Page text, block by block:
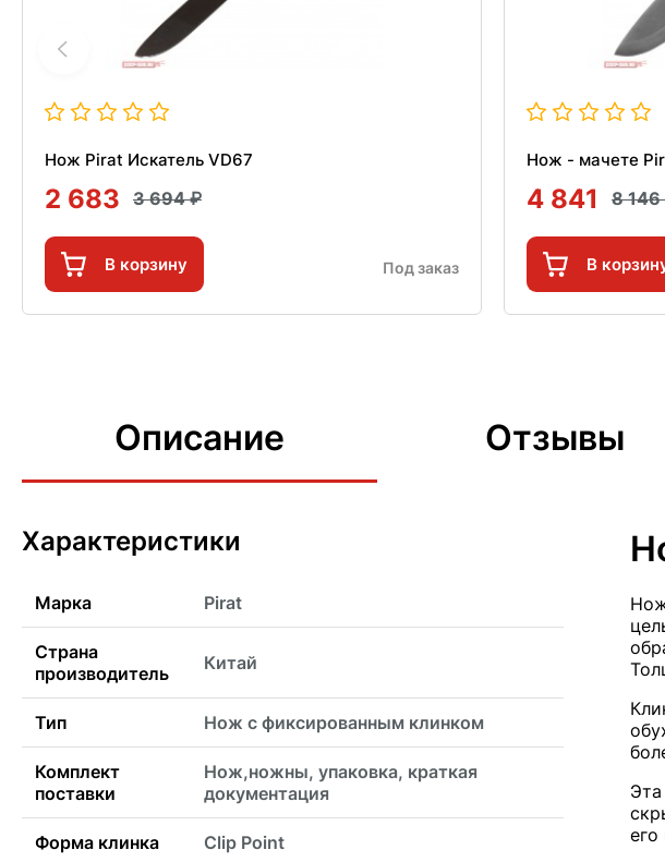
Нож Pirat Искатель VD67
2 683 3 694
В корзину Под заказ
Нож - мачете
4 841 8 146
В
Описание Отзывы
Характеристики
Марка Pirat
Страна
производитель
Китай
Тип Нож с фиксированным клинком
Комплект
поставки
Нож,ножны, упаковка, краткая
документация
Форма клинка Clip Point